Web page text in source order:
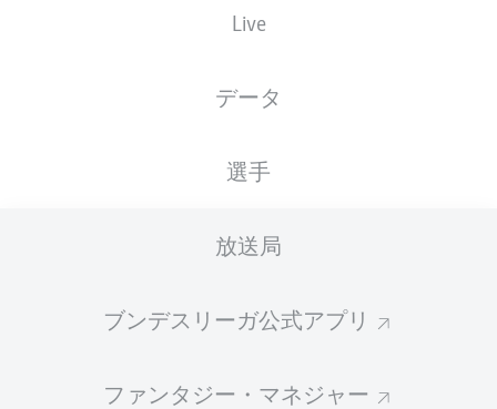
Live
データ
選手
放送局
ブンデスリーガ公式アプリ
ファンタジー・マネジャー
15.09.2007
2026/2027